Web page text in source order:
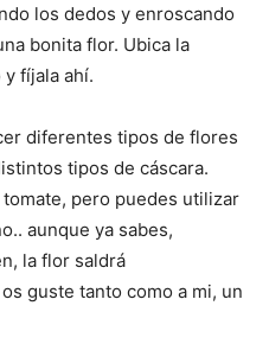
los dedos y enroscando
bonita flor. Ubica la
fíjala ahí.
diferentes tipos de flores
tipos de cáscara.
pero puedes utilizar
aunque ya sabes,
la flor saldrá
guste tanto como a mi, un